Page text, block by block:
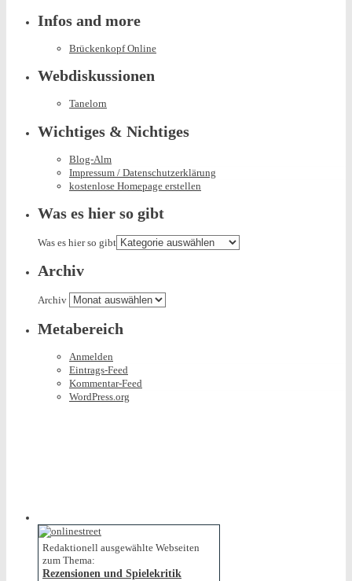
Infos and more
Brückenkopf Online
Webdiskussionen
Tanelorn
Wichtiges & Nichtiges
Blog-Alm
Impressum / Datenschutzerklärung
kostenlose Homepage erstellen
Was es hier so gibt
Was es hier so gibt
Archiv
Archiv
Metabereich
Anmelden
Eintrags-Feed
Kommentar-Feed
WordPress.org
Redaktionell ausgewählte Webseiten
zum Thema:
Rezensionen und Spielekritik